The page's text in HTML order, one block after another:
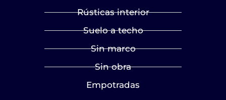
Rústicas interior
Suelo a techo
Sin marco
Sin obra
Empotradas